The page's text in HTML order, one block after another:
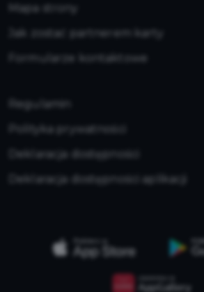
Mapa strony
Jak zostać partnerem karty
Formularze kontaktowe
Regulamin
Polityka prywatności
Deklaracja dostępności
Deklaracja dostępności aplikacji